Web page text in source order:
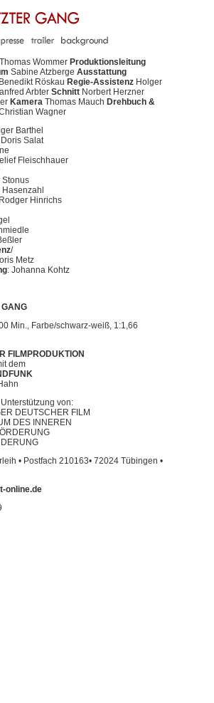
Thomas Wommer Produktionsleitung
Sabine Atzberge Ausstattung
Benedikt Röskau Regie-Assistenz Holger
Arbter Schnitt Norbert Herzner
Kamera Thomas Mauch Drehbuch &
Wagner
Barthel
Doris Salat
Fleischhauer
Stonus
Hinrichs
/
Metz
: Johanna Kohtz
Min., Farbe/schwarz-weiß, 1:1,66
FILMPRODUKTION
dem
von:
DEUTSCHER FILM
DES INNEREN
• Postfach 210163• 72024 Tübingen •
online.de